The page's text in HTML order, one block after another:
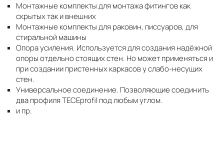
Монтажные комплекты для монтажа фитингов как
скрытых так и внешних
Монтажные комплекты для раковин, писсуаров, для
стиральной машины
Опора усиления. Используется для создания надёжной
опоры отдельно стоящих стен. Но может применяться и
при создании пристенных каркасов у слабо-несущих
стен.
Универсальное соединение. Позволяющие соединить
два профиля TECEprofil под любым углом.
и пр.